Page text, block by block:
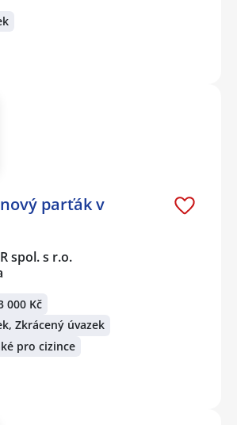
parťák v
spol. s r.o.
000 Kč
Zkrácený úvazek
pro cizince